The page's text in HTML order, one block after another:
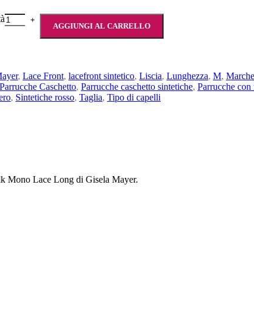
AGGIUNGI AL CARRELLO
, Lace Front, lacefront sintetico, Liscia, Lunghezza, M, Marche
Parrucche Caschetto, Parrucche caschetto sintetiche, Parrucche con
, Sintetiche rosso, Taglia, Tipo di capelli
Mono Lace Long di Gisela Mayer.